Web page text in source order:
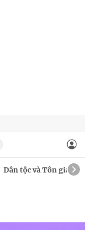
Dân tộc và Tôn giáo